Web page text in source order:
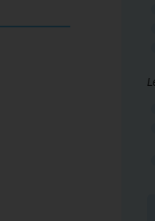
Zentren +